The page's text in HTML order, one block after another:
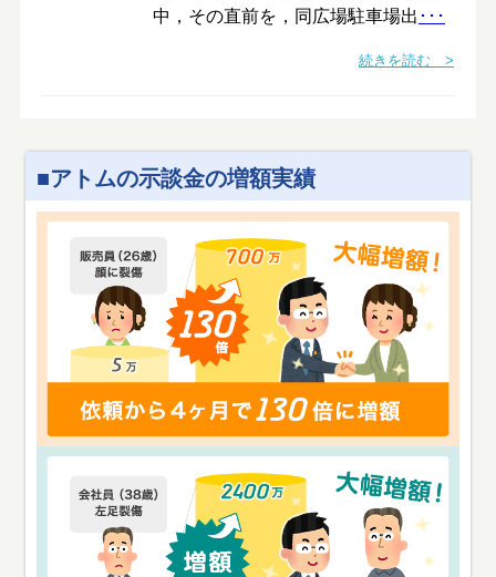
中，その直前を，同広場駐車場出 ･･･
続きを読む >
アトムの示談金の増額実績